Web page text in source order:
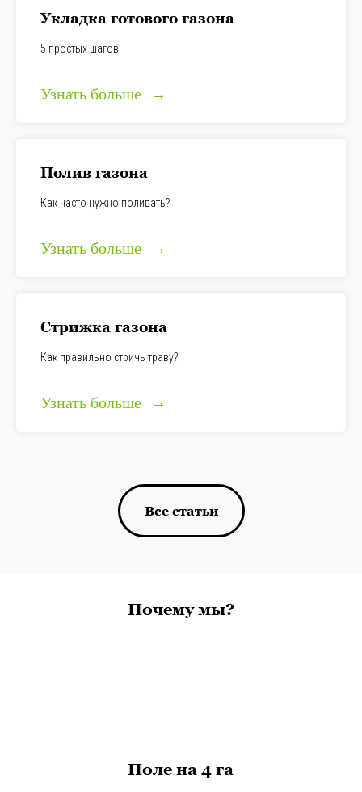
Укладка готового газона
5 простых шагов
Узнать больше
Полив газона
Как часто нужно поливать?
Узнать больше
Стрижка газона
Как правильно стричь траву?
Узнать больше
Все статьи
Почему мы?
Поле на 4 га